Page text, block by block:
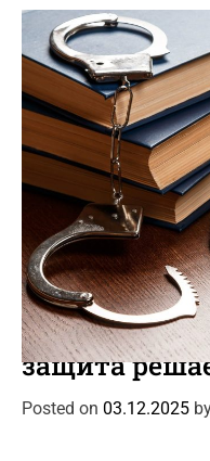
C
a
t
e
g
Интересное Новости
Уголовный
защита
Posted on 03.12.2025